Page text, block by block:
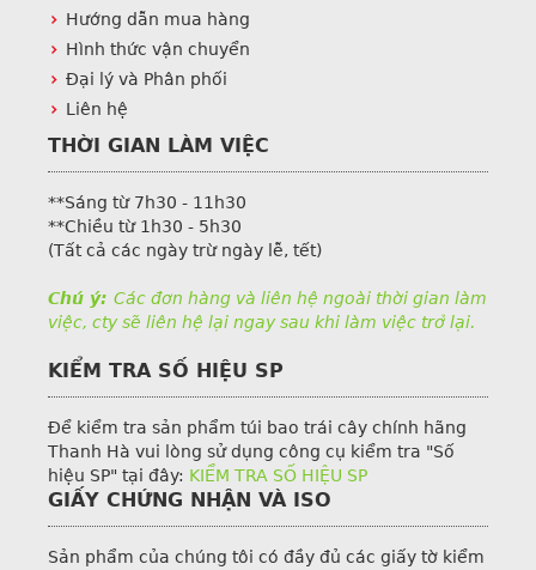
Hướng dẫn mua hàng
Hình thức vận chuyển
Đại lý và Phân phối
Liên hệ
THỜI GIAN LÀM VIỆC
**Sáng từ 7h30 - 11h30
**Chiều từ 1h30 - 5h30
(Tất cả các ngày trừ ngày lễ, tết)
Chú ý: Các đơn hàng và liên hệ ngoài thời gian làm
việc, cty sẽ liên hệ lại ngay sau khi làm việc trở lại.
KIỂM TRA SỐ HIỆU SP
Để kiểm tra sản phẩm túi bao trái cây chính hãng
Thanh Hà vui lòng sử dụng công cụ kiểm tra "Số
hiệu SP" tại đây: KIỂM TRA SỐ HIỆU SP
GIẤY CHỨNG NHẬN VÀ ISO
Sản phẩm của chúng tôi có đầy đủ các giấy tờ kiểm